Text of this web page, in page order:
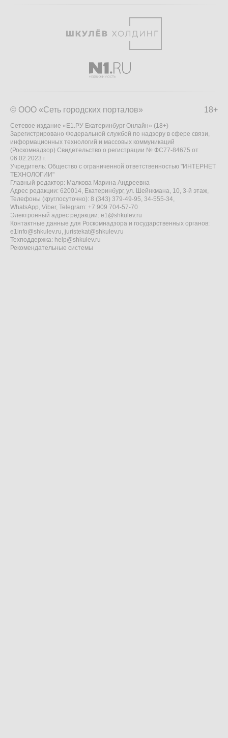
18+
© ООО «Сеть городских порталов»
Сетевое издание «Е1.РУ Екатеринбург Онлайн» (18+)
Зарегистрировано Федеральной службой по надзору в сфере связи,
информационных технологий и массовых коммуникаций
(Роскомнадзор) Свидетельство о регистрации № ФС77-84675 от
06.02.2023 г.
Учредитель: Общество с ограниченной ответственностью "ИНТЕРНЕТ
ТЕХНОЛОГИИ"
Главный редактор: Малкова Марина Андреевна
Адрес редакции: 620014, Екатеринбург, ул. Шейнкмана, 10, 3-й этаж,
Телефоны (круглосуточно): 8 (343) 379-49-95, 34-555-34,
WhatsApp, Viber, Telegram: +7 909 704-57-70
Электронный адрес редакции: e1@shkulev.ru
Контактные данные для Роскомнадзора и государственных органов:
e1info@shkulev.ru, juristekat@shkulev.ru
Техподдержка: help@shkulev.ru
Рекомендательные системы